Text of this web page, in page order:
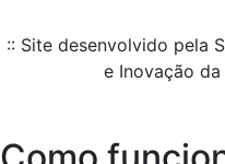
:: Site desenvolvido pela
e Inovação